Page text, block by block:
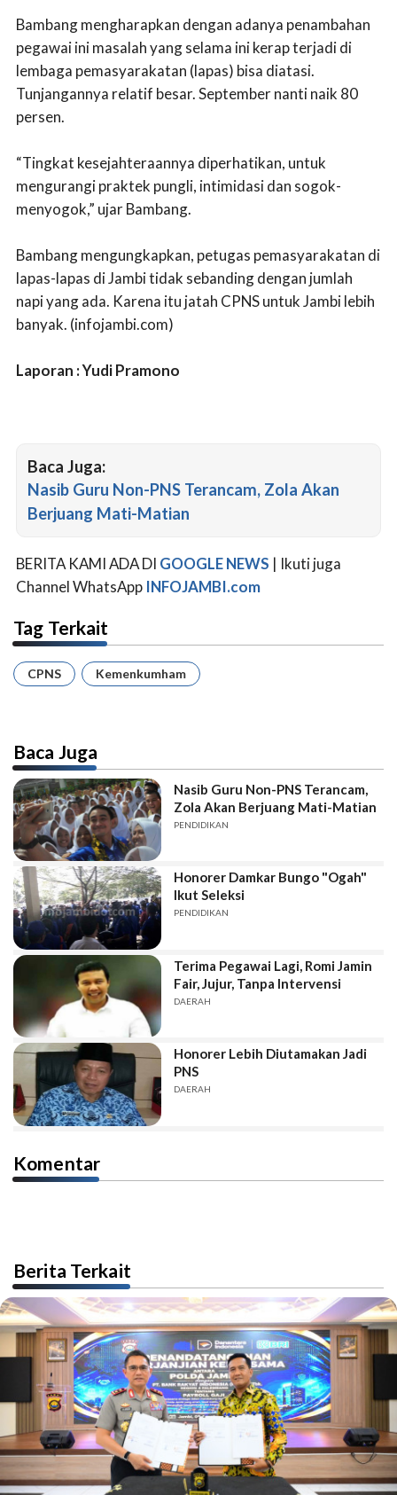
Bambang mengharapkan dengan adanya penambahan
pegawai ini masalah yang selama ini kerap terjadi di
lembaga pemasyarakatan (lapas) bisa diatasi.
Tunjangannya relatif besar. September nanti naik 80
persen.
“Tingkat kesejahteraannya diperhatikan, untuk
mengurangi praktek pungli, intimidasi dan sogok-
menyogok,” ujar Bambang.
Bambang mengungkapkan, petugas pemasyarakatan di
lapas-lapas di Jambi tidak sebanding dengan jumlah
napi yang ada. Karena itu jatah CPNS untuk Jambi lebih
banyak. (infojambi.com)
Laporan : Yudi Pramono
Baca Juga:
Nasib Guru Non-PNS Terancam, Zola Akan
Berjuang Mati-Matian
BERITA KAMI ADA DI GOOGLE NEWS | Ikuti juga
Channel WhatsApp INFOJAMBI.com
Tag Terkait
CPNS Kemenkumham
Baca Juga
Nasib Guru Non-PNS Terancam,
Zola Akan Berjuang Mati-Matian
PENDIDIKAN
Honorer Damkar Bungo "Ogah"
Ikut Seleksi
PENDIDIKAN
Terima Pegawai Lagi, Romi Jamin
Fair, Jujur, Tanpa Intervensi
DAERAH
Honorer Lebih Diutamakan Jadi
PNS
DAERAH
Komentar
Berita Terkait